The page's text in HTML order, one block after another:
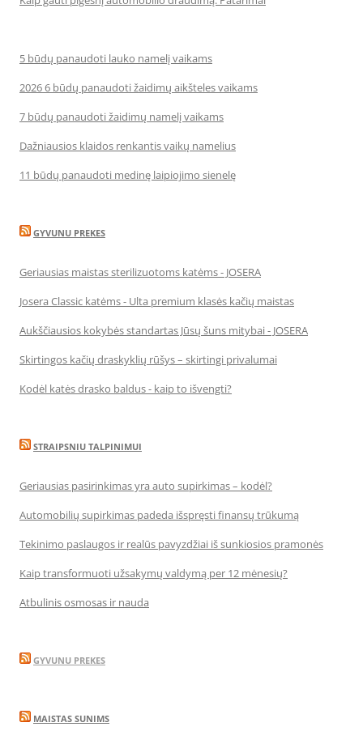
5 būdų panaudoti lauko namelį vaikams
2026 6 būdų panaudoti žaidimų aikšteles vaikams
7 būdų panaudoti žaidimų namelį vaikams
Dažniausios klaidos renkantis vaikų namelius
11 būdų panaudoti medinę laipiojimo sienelę
GYVUNU PREKES
Geriausias maistas sterilizuotoms katėms - JOSERA
Josera Classic katėms - Ulta premium klasės kačių maistas
Aukščiausios kokybės standartas Jūsų šuns mitybai - JOSERA
Skirtingos kačių draskyklių rūšys – skirtingi privalumai
Kodėl katės drasko baldus - kaip to išvengti?
STRAIPSNIU TALPINIMUI
Geriausias pasirinkimas yra auto supirkimas – kodėl?
Automobilių supirkimas padeda išspręsti finansų trūkumą
Tekinimo paslaugos ir realūs pavyzdžiai iš sunkiosios pramonės
Kaip transformuoti užsakymų valdymą per 12 mėnesių?
Atbulinis osmosas ir nauda
GYVUNU PREKES
MAISTAS SUNIMS